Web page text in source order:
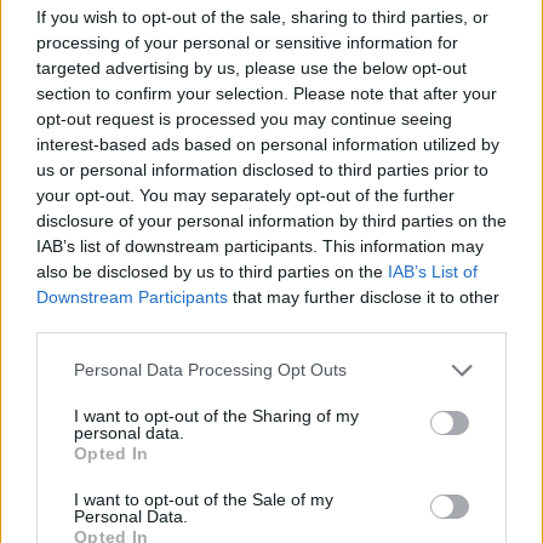
If you wish to opt-out of the sale, sharing to third parties, or
processing of your personal or sensitive information for
targeted advertising by us, please use the below opt-out
section to confirm your selection. Please note that after your
opt-out request is processed you may continue seeing
interest-based ads based on personal information utilized by
us or personal information disclosed to third parties prior to
your opt-out. You may separately opt-out of the further
disclosure of your personal information by third parties on the
IAB’s list of downstream participants. This information may
also be disclosed by us to third parties on the IAB’s List of
Downstream Participants that may further disclose it to other
Personal Data Processing Opt Outs
I want to opt-out of the Sharing of my
personal data.
Opted In
I want to opt-out of the Sale of my
Personal Data.
Opted In
Verdict : Essence ou Diesel ?
La réponse dépend de vous !
Si vous cherchez une voiture citadine pour de courtes
distances, l’essence pourrait être votre alliée. Si vous
parcourez des kilomètres et aimez les gros véhicules,
le diesel est peut-être fait pour vous.
AUTOMOBILE